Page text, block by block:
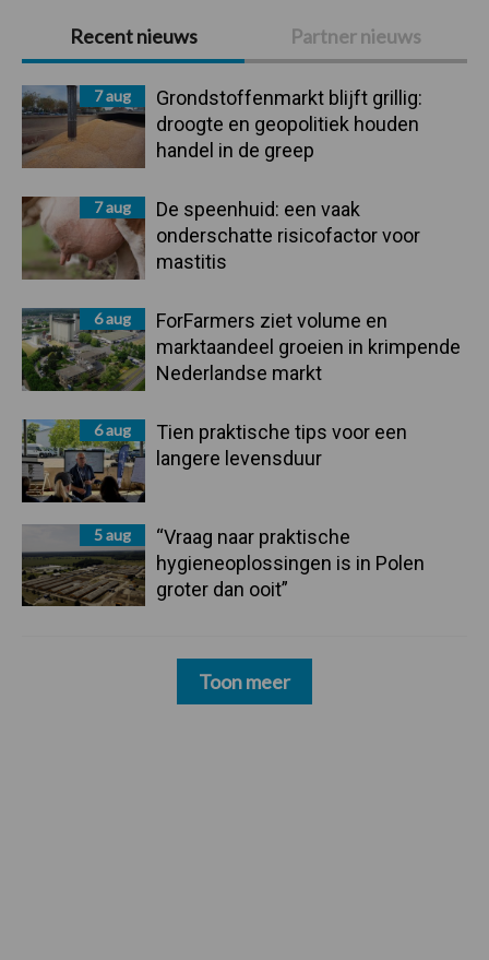
Primaire
Sidebar
Recent nieuws Partner nieuws
7 aug
Grondstoffenmarkt blijft grillig:
droogte en geopolitiek houden
handel in de greep
7 aug
De speenhuid: een vaak
onderschatte risicofactor voor
mastitis
6 aug
ForFarmers ziet volume en
marktaandeel groeien in krimpende
Nederlandse markt
6 aug
Tien praktische tips voor een
langere levensduur
5 aug
“Vraag naar praktische
hygieneoplossingen is in Polen
groter dan ooit”
Toon meer